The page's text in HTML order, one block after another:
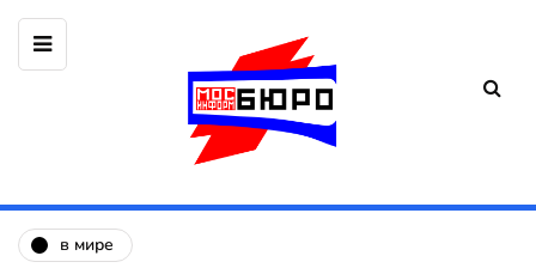
в мире